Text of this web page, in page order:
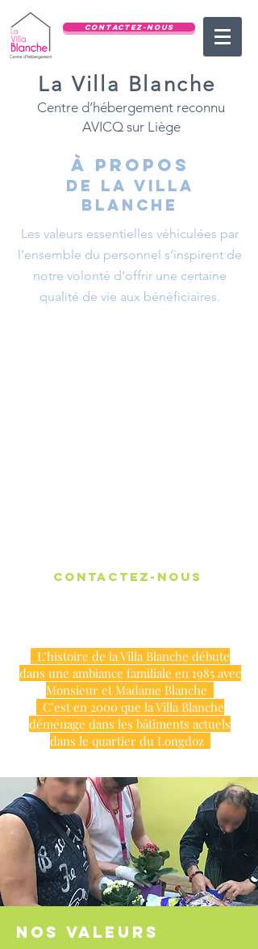
CONTACTEZ-NOUS
La Villa Blanche
Centre d’hébergement reconnu
AVICQ sur Liège
à propos
de la villa
blanche
Les valeurs essentielles véhiculées par
l’ensemble du personnel s’inspirent de
notre volonté d’offrir une certaine
qualité de vie aux bénéficiaires.
CONTACTEZ-NOUS
L’histoire de la Villa Blanche débute
dans une ambiance familiale en 1985 avec
Monsieur et Madame Blanche
C’est en 2000 que la Villa Blanche
déménage dans les bâtiments actuels
dans le quartier du Longdoz
Nos valeurs